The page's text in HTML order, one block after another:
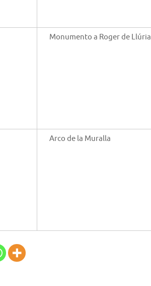
Monumento a Roger de Llúria
Arco de la Muralla